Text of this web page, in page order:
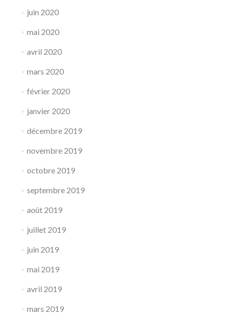
juin 2020
mai 2020
avril 2020
mars 2020
février 2020
janvier 2020
décembre 2019
novembre 2019
octobre 2019
septembre 2019
août 2019
juillet 2019
juin 2019
mai 2019
avril 2019
mars 2019